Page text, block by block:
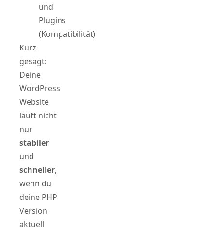
und
Plugins
(Kompatibilität)
Kurz
gesagt:
Deine
WordPress
Website
läuft nicht
nur
stabiler
und
schneller,
wenn du
deine PHP
Version
aktuell